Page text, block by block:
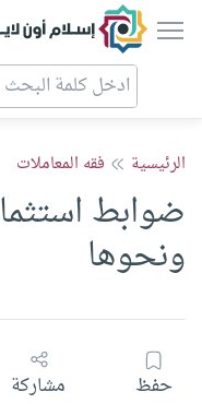
إسلام أون
الرئيسية فقه المعاملات
ضوابط
ونحوها
حفظ مشاركة